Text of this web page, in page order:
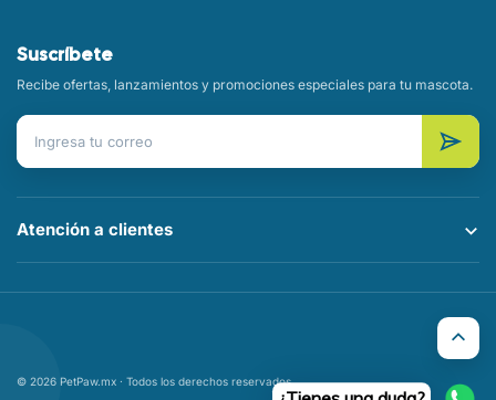
Suscríbete
Recibe ofertas, lanzamientos y promociones especiales para tu mascota.
Correo electrónico
Atención a clientes
© 2026 PetPaw.mx · Todos los derechos reservados